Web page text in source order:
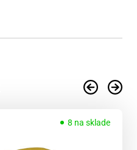
8 na sklade